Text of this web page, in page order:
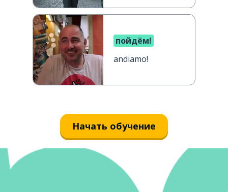
пойдём!
andiamo!
Начать обучение